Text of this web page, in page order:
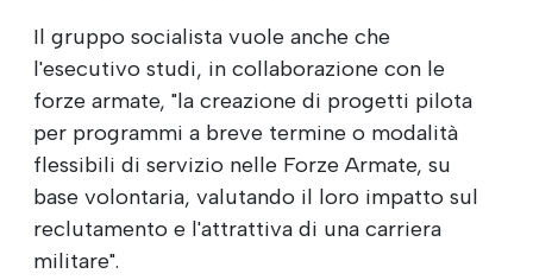
Il gruppo socialista vuole anche che
l'esecutivo studi, in collaborazione con le
forze armate, "la creazione di progetti pilota
per programmi a breve termine o modalità
flessibili di servizio nelle Forze Armate, su
base volontaria, valutando il loro impatto sul
reclutamento e l'attrattiva di una carriera
militare".